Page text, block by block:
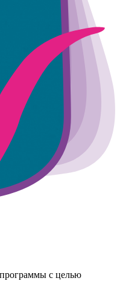
программы с целью